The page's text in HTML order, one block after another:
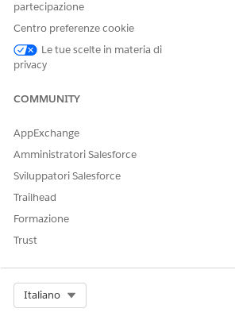
Facci sapere, così possiamo
Sì
partecipazione
Centro preferenze cookie
Le tue scelte in materia di
privacy
COMMUNITY
AppExchange
Amministratori Salesforce
Sviluppatori Salesforce
Trailhead
Formazione
Trust
Italiano